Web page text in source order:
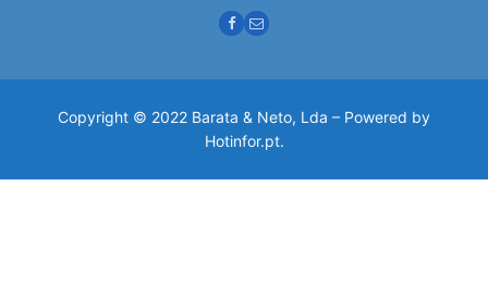
Copyright © 2022 Barata & Neto, Lda – Powered by
Hotinfor.pt.